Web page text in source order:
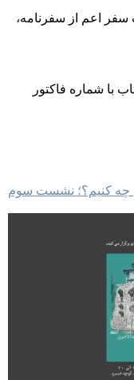
سفر اعم از سفرنامه،
من در تاریخ 30 مهرماه، 6 کتاب با شماره فاکتور
چه کنیم؟؛ نشست سوم